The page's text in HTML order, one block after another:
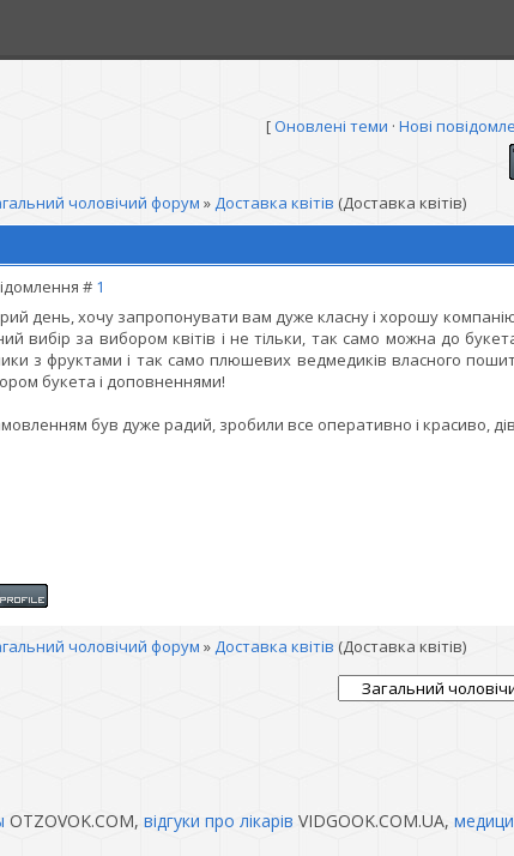
[Оновлені теми · Нові
чоловічий форум »Доставка квітів (Доставка квітів)
# 1
день, хочу запропонувати вам дуже класну і хорошу компанію
вибір за вибором квітів і не тільки, так само можна до
з фруктами і так само плюшевих ведмедиків власного
букета і доповненнями!
був дуже радий, зробили все оперативно і красиво,
чоловічий форум »Доставка квітів (Доставка квітів)
OTZOVOK.COM, відгуки про лікарів VIDGOOK.COM.UA,